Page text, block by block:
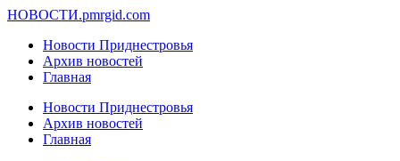
НОВОСТИ.pmrgid.com
Новости Приднестровья
Архив новостей
Главная
Новости Приднестровья
Архив новостей
Главная